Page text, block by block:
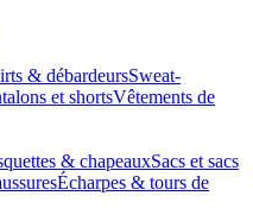
& débardeursSweat-
et shortsVêtements de
& chapeauxSacs et sacs
Écharpes & tours de